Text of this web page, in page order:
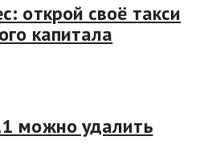
открой своё такси
капитала
можно удалить